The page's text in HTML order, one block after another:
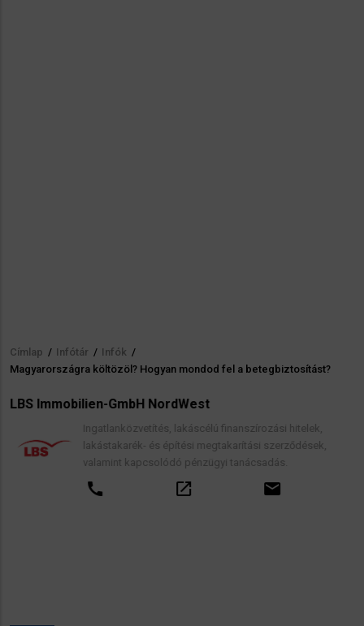
Morzsa
Címlap / Infótár / Infók /
Magyarországra költözöl? Hogyan mondod fel a betegbiztosítást?
LBS Immobilien-GmbH NordWest
Ingatlanközvetítés, lakáscélú finanszírozási hitelek,
lakástakarék- és építési megtakarítási szerződések,
valamint kapcsolódó pénzügyi tanácsadás.
call open_in_new email